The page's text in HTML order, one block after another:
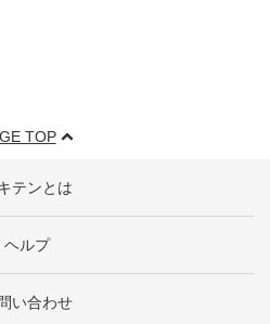
TOP
テンとは
ヘルプ
い合わせ